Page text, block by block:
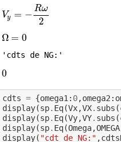
Vy = −
Rω
2
Vy =−Rω2
Ω = 0
Ω=0
'cdts de NG:'
0
0
cdts = {omega1 : 0,omega2 :
display(sp. Eq(Vx,VX. subs (
display(sp. Eq(Vy,VY. subs (
display(sp. Eq(Omega,OMEGA
display( "cdt de NG:" ,